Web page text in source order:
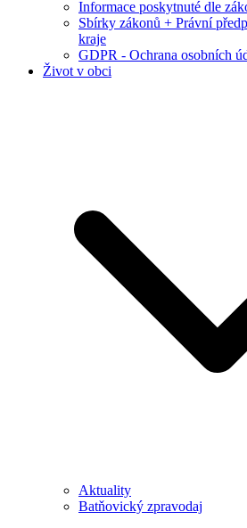
Informace poskytnuté dle
Sbírky zákonů + Právní
kraje
GDPR - Ochrana osobních
Život v obci
Aktuality
Batňovický zpravodaj